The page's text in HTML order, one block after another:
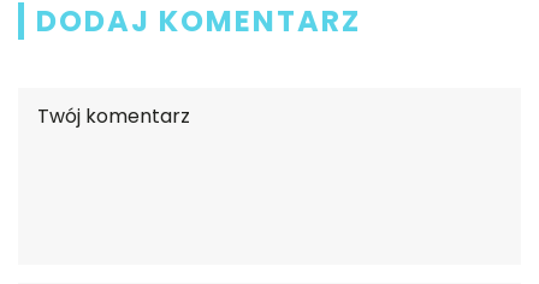
DODAJ KOMENTARZ